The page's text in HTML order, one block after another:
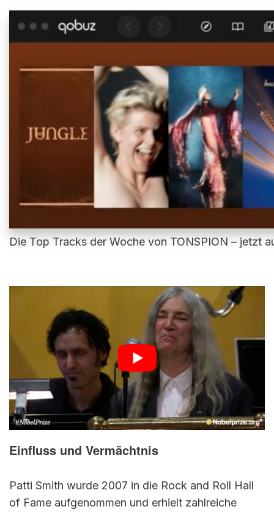
Die Top Tracks der Woche von TONSPION – jetzt
Einfluss und Vermächtnis
Patti Smith wurde 2007 in die Rock and Roll Hall
of Fame aufgenommen und erhielt zahlreiche